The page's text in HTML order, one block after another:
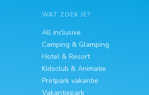
WAT ZOEK JE?
All inclusive
Camping & Glamping
Hotel & Resort
Kidsclub & Animatie
Pretpark vakantie
Vakantiepark